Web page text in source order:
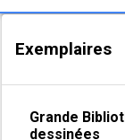
Exemplaires
Grande
dessinées